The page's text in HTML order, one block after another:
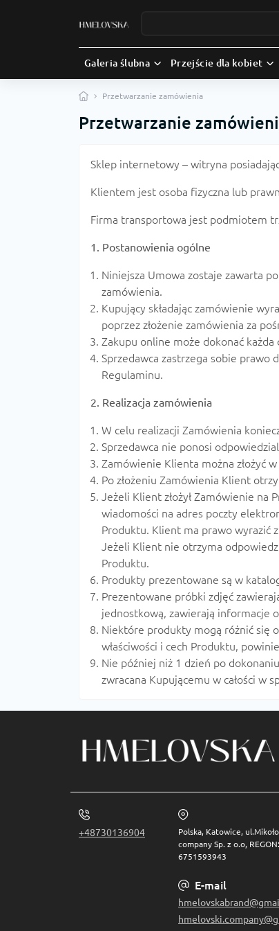
Galeria ślubna Przejście dla kobiet
Przetwarzanie zamówienia
Przetwarzanie
Sklep internetowy – witryna
Klientem jest osoba fizyczna lub
Firma transportowa jest podmiotem
1. Postanowienia ogólne
Niniejsza Umowa zostaje zawarta
zamówienia.
Kupujący składając zamówienie
poprzez złożenie zamówienia za
Zakupu online może dokonać każda
Sprzedawca zastrzega sobie prawo
Regulaminu.
2. Realizacja zamówienia
W celu realizacji Zamówienia
Sprzedawca nie ponosi
Zamówienie Klienta można złożyć
Po złożeniu Zamówienia Klient
Jeżeli Klient złożył Zamówienie na
wiadomości na adres poczty
Produktu. Klient ma prawo wyrazić
Jeżeli Klient nie otrzyma
Produktu.
Produkty prezentowane są w
Prezentowane próbki zdjęć
jednostkową, zawierają informacje
Niektóre produkty mogą różnić się
właściwości i cech Produktu,
Nie później niż 1 dzień po
zwracana Kupującemu w całości w
+48730136904
Polska, Katowice,
company Sp. z o.o,
6751593943
E-mail